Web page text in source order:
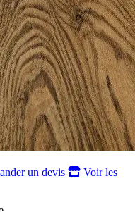
un devis
Voir les